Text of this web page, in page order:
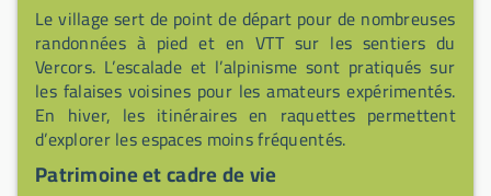
Le village sert de point de départ pour de nombreuses
randonnées à pied et en VTT sur les sentiers du
Vercors. L’escalade et l’alpinisme sont pratiqués sur
les falaises voisines pour les amateurs expérimentés.
En hiver, les itinéraires en raquettes permettent
d’explorer les espaces moins fréquentés.
Patrimoine et cadre de vie